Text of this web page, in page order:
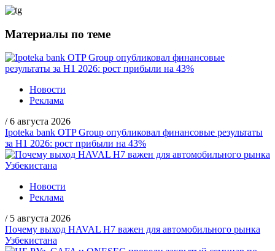
Материалы по теме
Новости
Реклама
/ 6 августа 2026
Ipoteka bank OTP Group опубликовал финансовые результаты
за H1 2026: рост прибыли на 43%
Новости
Реклама
/ 5 августа 2026
Почему выход HAVAL H7 важен для автомобильного рынка
Узбекистана